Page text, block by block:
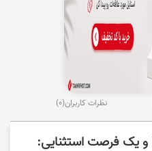
نظرات کاربران(0)
و یک فرصت استثنایی: